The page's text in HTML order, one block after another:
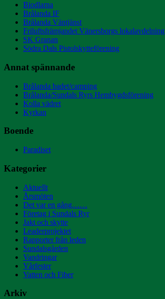
Biodlarna
Brålanda IF
Brålanda Väntjänst
Friluftsfrämjandet Vänersborgs lokalavdelning
SK Granan
Södra Dals Pistolskytteförening
Annat spännande
Brålanda badet/camping
Brålanda/Sundals Ryrs Hembygdsförening
Kolla vädret
Kyrkan
Boende
Paradiset
Kategorier
Aktuellt
Årsmöten
Det var en gång……
Företag i Sundals Ryr
Jakt och skytte
Leaderprojektet
Rapporter från leden
Sundalsgården
Vandringar
Vårfester
Vatten och Fiber
Arkiv